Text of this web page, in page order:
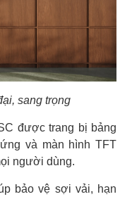
sang trọng
được trang bị bảng
và màn hình TFT
người dùng.
bảo vệ sợi vải, hạn